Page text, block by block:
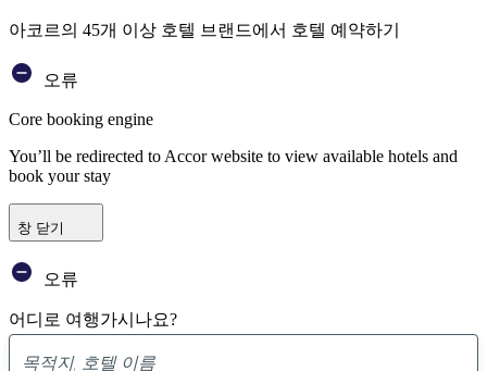
아코르의 45개 이상 호텔 브랜드에서 호텔 예약하기
오류
Core booking engine
You’ll be redirected to Accor website to view available hotels and
book your stay
창 닫기
오류
어디로 여행가시나요?